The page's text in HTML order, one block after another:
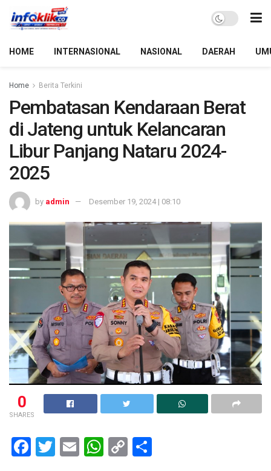
HOME INTERNASIONAL NASIONAL DAERAH
Home Berita Terkini
Pembatasan Kendaraan Berat
di Jateng untuk Kelancaran
Libur Panjang Nataru 2024-
2025
by admin Desember 19, 2024 | 08:10
0
SHARES
F
T
E
W C